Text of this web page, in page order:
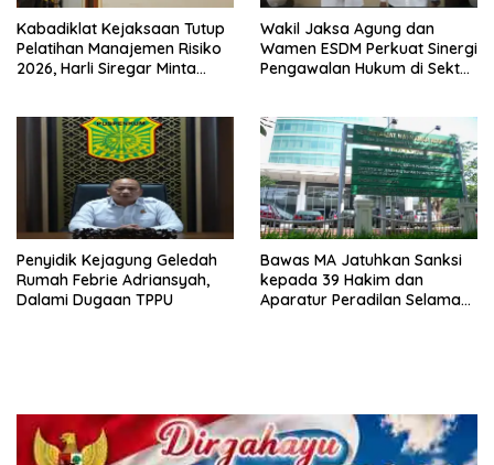
Kabadiklat Kejaksaan Tutup
Pelatihan Manajemen Risiko
2026, Harli Siregar Minta
Wakil Jaksa Agung dan
Wamen ESDM Perkuat Sinergi
Pengawalan Hukum di Sektor
Penyidik Kejagung Geledah
Rumah Febrie Adriansyah,
Dalami Dugaan TPPU
Bawas MA Jatuhkan Sanksi
kepada 39 Hakim dan
Aparatur Peradilan Selama